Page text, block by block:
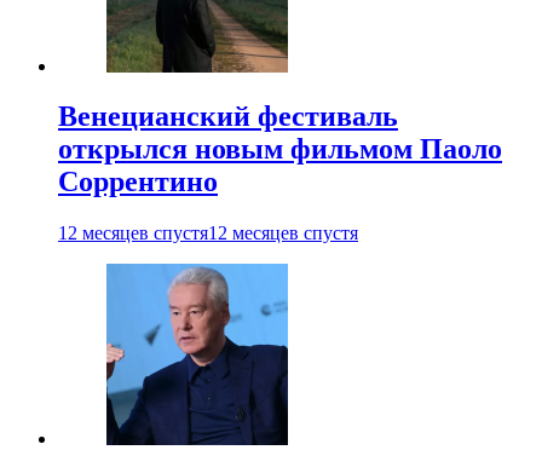
Венецианский фестиваль
открылся новым фильмом Паоло
Соррентино
12 месяцев спустя12 месяцев спустя